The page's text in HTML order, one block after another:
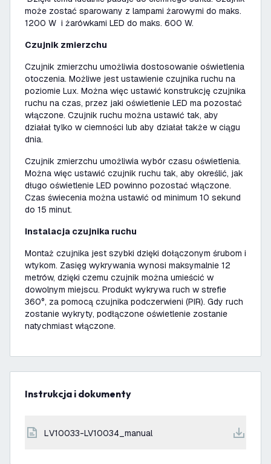
może zostać sparowany z lampami żarowymi do maks.
1200 W i żarówkami LED do maks. 600 W.
Czujnik zmierzchu
Czujnik zmierzchu umożliwia dostosowanie oświetlenia
otoczenia. Możliwe jest ustawienie czujnika ruchu na
poziomie Lux. Można więc ustawić konstrukcję czujnika
ruchu na czas, przez jaki oświetlenie LED ma pozostać
włączone. Czujnik ruchu można ustawić tak, aby
działał tylko w ciemności lub aby działał także w ciągu
dnia.
Czujnik zmierzchu umożliwia wybór czasu oświetlenia.
Można więc ustawić czujnik ruchu tak, aby określić, jak
długo oświetlenie LED powinno pozostać włączone.
Czas świecenia można ustawić od minimum 10 sekund
do 15 minut.
Instalacja czujnika ruchu
Montaż czujnika jest szybki dzięki dołączonym śrubom i
wtykom. Zasięg wykrywania wynosi maksymalnie 12
metrów, dzięki czemu czujnik można umieścić w
dowolnym miejscu. Produkt wykrywa ruch w strefie
360°, za pomocą czujnika podczerwieni (PIR). Gdy ruch
zostanie wykryty, podłączone oświetlenie zostanie
natychmiast włączone.
Instrukcja i dokumenty
LV10033-LV10034_manual